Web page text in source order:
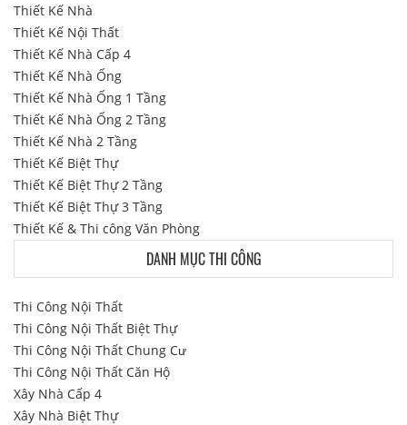
Thiết Kế Nhà
Thiết Kế Nội Thất
Thiết Kế Nhà Cấp 4
Thiết Kế Nhà Ống
Thiết Kế Nhà Ống 1 Tầng
Thiết Kế Nhà Ống 2 Tầng
Thiết Kế Nhà 2 Tầng
Thiết Kế Biệt Thự
Thiết Kế Biệt Thự 2 Tầng
Thiết Kế Biệt Thự 3 Tầng
Thiết Kế & Thi công Văn Phòng
DANH MỤC THI CÔNG
Thi Công Nội Thất
Thi Công Nội Thất Biệt Thự
Thi Công Nội Thất Chung Cư
Thi Công Nội Thất Căn Hộ
Xây Nhà Cấp 4
Xây Nhà Biệt Thự